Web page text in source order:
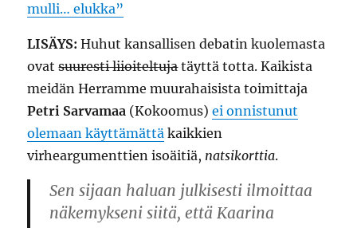
mulli… elukka”
LISÄYS:Huhut kansallisen debatin kuolemasta
ovatsuuresti liioiteltujatäyttä totta. Kaikista
meidän Herramme muurahaisista toimittaja
Petri Sarvamaa (Kokoomus)ei onnistunut
olemaan käyttämättä kaikkien
virheargumenttien isoäitiä, natsikorttia.
Sen sijaan haluan julkisesti ilmoittaa
näkemykseni siitä, että Kaarina